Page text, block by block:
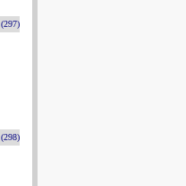
(297)
(298)